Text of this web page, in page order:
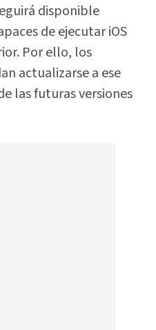
disponible
de ejecutar iOS
Por ello, los
actualizarse a ese
las futuras versiones